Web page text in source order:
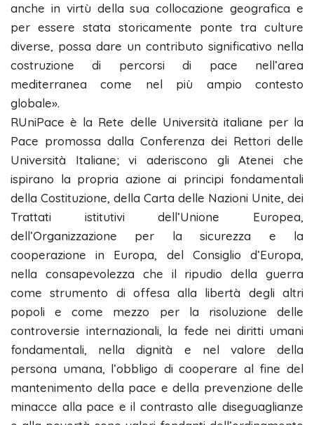
anche in virtù della sua collocazione geografica e
per essere stata storicamente ponte tra culture
diverse, possa dare un contributo significativo nella
costruzione di percorsi di pace nell’area
mediterranea come nel più ampio contesto
globale».
RUniPace è la Rete delle Università italiane per la
Pace promossa dalla Conferenza dei Rettori delle
Università Italiane; vi aderiscono gli Atenei che
ispirano la propria azione ai principi fondamentali
della Costituzione, della Carta delle Nazioni Unite, dei
Trattati istitutivi dell’Unione Europea,
dell’Organizzazione per la sicurezza e la
cooperazione in Europa, del Consiglio d’Europa,
nella consapevolezza che il ripudio della guerra
come strumento di offesa alla libertà degli altri
popoli e come mezzo per la risoluzione delle
controversie internazionali, la fede nei diritti umani
fondamentali, nella dignità e nel valore della
persona umana, l’obbligo di cooperare al fine del
mantenimento della pace e della prevenzione delle
minacce alla pace e il contrasto alle diseguaglianze